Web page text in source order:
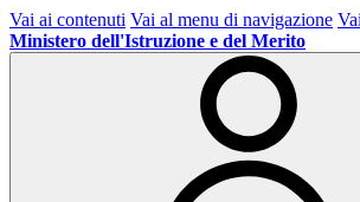
Vai ai contenuti Vai al menu di navigazione
Ministero dell'Istruzione e del Merito